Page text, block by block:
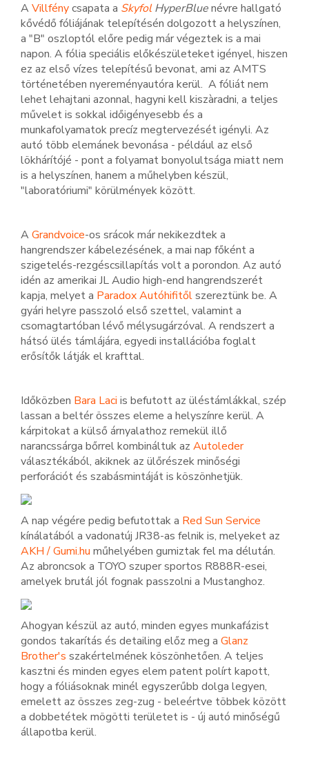
AVillfénycsapata a Skyfol HyperBluenévre hallgató
kővédő fóliájának telepítésén dolgozott a helyszínen,
a "B" oszloptól előre pedig már végeztek is a mai
napon. A fólia speciális előkészületeket igényel, hiszen
ez az első vízes telepítésű bevonat, ami az AMTS
történetében nyereményautóra kerül. A fóliát nem
lehet lehajtani azonnal, hagyni kell kiszàradni, a teljes
művelet is sokkal időigényesebb és a
munkafolyamatok precíz megtervezését igényli. Az
autó több elemánek bevonása - például az első
lökhárítójé - pont a folyamat bonyolultsága miatt nem
is a helyszínen, hanem a műhelyben készül,
"laboratóriumi" körülmények között.
AGrandvoice-os srácok már nekikezdtek a
hangrendszer kábelezésének, a mai nap főként a
szigetelés-rezgéscsillapítás volt a porondon. Az autó
idén az amerikai JL Audio high-end hangrendszerét
kapja, melyet a Paradox Autóhifitőlszereztünk be. A
gyári helyre passzoló első szettel, valamint a
csomagtartóban lévő mélysugárzóval. A rendszert a
hátsó ülés támlájára, egyedi installációba foglalt
erősítők látják el krafttal.
Időközben Bara Laci is befutott az üléstámlákkal, szép
lassan a beltér összes eleme a helyszínre kerül. A
kárpitokat a külső árnyalathoz remekül illő
narancssárga bőrrel kombináltuk az Autoleder
választékából, akiknek az ülőrészek minőségi
perforációt és szabásmintáját is köszönhetjük.
A nap végére pedig befutottak a Red Sun Service
kínálatából a vadonatúj JR38-as felnik is, melyeket az
AKH / Gumi.hu műhelyében gumiztak fel ma délután.
Az abroncsok a TOYO szuper sportos R888R-esei,
amelyek brutál jól fognak passzolni a Mustanghoz.
Ahogyan készül az autó, minden egyes munkafázist
gondos takarítás és detailing előz meg a Glanz
Brother's szakértelmének köszönhetően. A teljes
kasztni és minden egyes elem patent polírt kapott,
hogy a fóliásoknak minél egyszerűbb dolga legyen,
emelett az összes zeg-zug - beleértve többek között
a dobbetétek mögötti területet is - új autó minőségű
állapotba kerül.